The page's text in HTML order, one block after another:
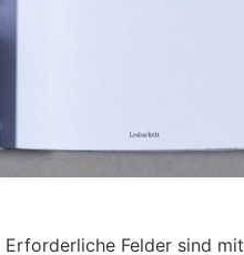
Erforderliche Felder sind mit